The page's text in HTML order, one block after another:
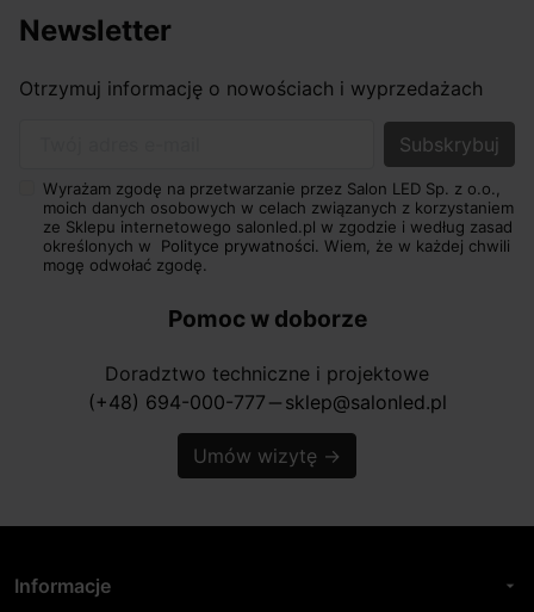
Newsletter
Otrzymuj informację o nowościach i wyprzedażach
Wyrażam zgodę na przetwarzanie przez Salon LED Sp. z o.o.,
moich danych osobowych w celach związanych z korzystaniem
ze Sklepu internetowego salonled.pl w zgodzie i według zasad
określonych w Polityce prywatności. Wiem, że w każdej chwili
mogę odwołać zgodę.
Pomoc w doborze
Doradztwo techniczne i projektowe
(+48) 694-000-777 horizontal_rule sklep@salonled.pl
Umów wizytę →
Informacje arrow_drop_down